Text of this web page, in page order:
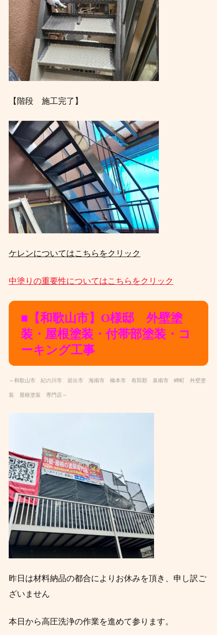
【階段 施工完了】
ケレンについてはこちらをクリック
中塗りの重要性についてはこちらをクリック
■【和歌山市】O様邸 外壁塗
装・屋根塗装・付帯部塗装・コ
ーキング工事
～和歌山市 紀の川市 岩出市 海南市 橋本市 有田郡 泉南市 岬町 外壁塗
装 屋根塗装 専門店～
昨日は材料納品の都合によりお休みを頂き、 申し訳ご
ざいません
本日から高圧洗浄の作業を進めて参ります。